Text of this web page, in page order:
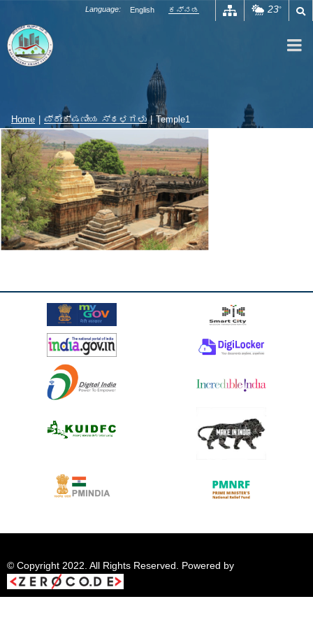
content
Language: English ಕನ್ನಡ 23°
Home ಪ್ರೇಕ್ಷಣೀಯ ಸ್ಥಳಗಳು | Temple1
© Copyright 2022. All Rights Reserved. Powered by